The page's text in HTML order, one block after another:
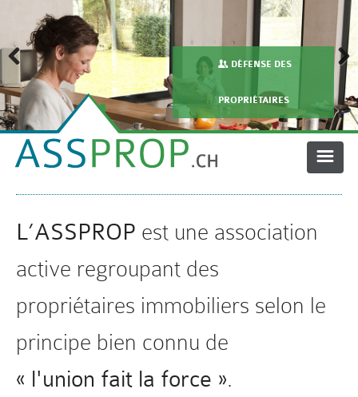
DÉFENSE DES
PROPRIÉTAIRES
Précédent Suivant
NOS PRESTATIONS
ADHÉSION / CONTACT
L’ASSPROP est une association
active regroupant des
propriétaires immobiliers selon le
principe bien connu de
« l'union fait la force ».